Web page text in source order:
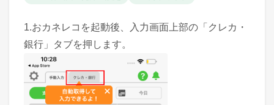
1.おカネレコを起動後、入力画面上部の「クレカ・
銀行」タブを押します。